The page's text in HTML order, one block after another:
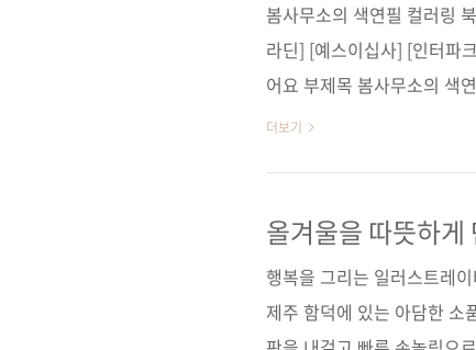
연필로 그리는 퀼트 인형 ..
봄사무소의 색연필 컬러링
라딘] [예스이십사] [인터파
어요 부제목 봄사무소의 색
리즈 출판일 2024년 1월 5
관련 포스트 ■ 2023.12.07 -
더보기
올겨울을 따뜻하게
행복을 그리는 일러스트레
제주 함덕에 있는 아담한 소